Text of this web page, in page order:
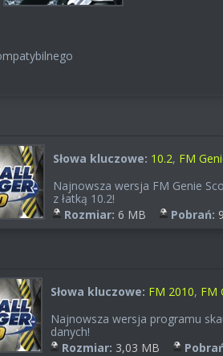
Słowa kluczowe: 10.2, FM
Najnowsza wersja FM Genie
z łatką 10.2!
Rozmiar: 6 MB Pobrań:
Słowa kluczowe: FM 2010, FM
Najnowsza wersja programu
danych!
Rozmiar: 3,03 MB